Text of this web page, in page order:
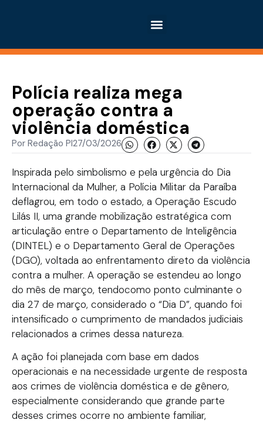
Polícia realiza mega
operação contra a
violência doméstica
Por Redação PI27/03/2026
Inspirada pelo simbolismo e pela urgência do Dia
Internacional da Mulher, a Polícia Militar da Paraíba
deflagrou, em todo o estado, a Operação Escudo
Lilás II, uma grande mobilização estratégica com
articulação entre o Departamento de Inteligência
(DINTEL) e o Departamento Geral de Operações
(DGO), voltada ao enfrentamento direto da violência
contra a mulher. A operação se estendeu ao longo
do mês de março, tendocomo ponto culminante o
dia 27 de março, considerado o “Dia D”, quando foi
intensificado o cumprimento de mandados judiciais
relacionados a crimes dessa natureza.
A ação foi planejada com base em dados
operacionais e na necessidade urgente de resposta
aos crimes de violência doméstica e de gênero,
especialmente considerando que grande parte
desses crimes ocorre no ambiente familiar,